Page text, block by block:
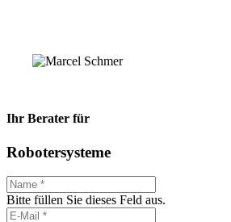
Ihr Berater für
Robotersysteme
Bitte füllen Sie dieses Feld aus.